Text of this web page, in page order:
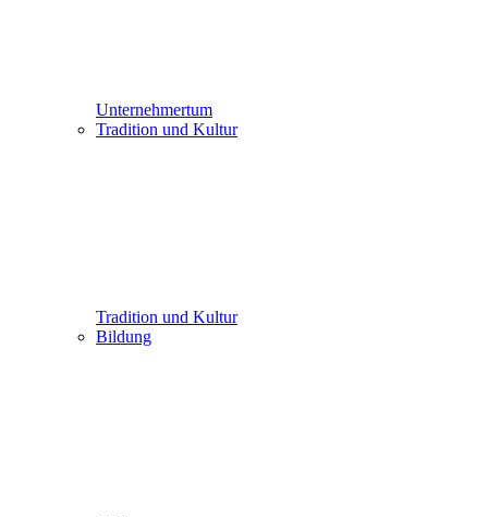
Unternehmertum
Tradition und Kultur
Tradition und Kultur
Bildung